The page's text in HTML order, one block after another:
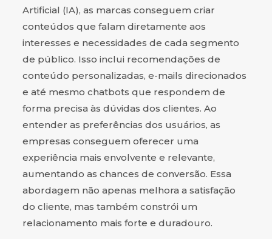
Artificial (IA), as marcas conseguem criar
conteúdos que falam diretamente aos
interesses e necessidades de cada segmento
de público. Isso inclui recomendações de
conteúdo personalizadas, e-mails direcionados
e até mesmo chatbots que respondem de
forma precisa às dúvidas dos clientes. Ao
entender as preferências dos usuários, as
empresas conseguem oferecer uma
experiência mais envolvente e relevante,
aumentando as chances de conversão. Essa
abordagem não apenas melhora a satisfação
do cliente, mas também constrói um
relacionamento mais forte e duradouro.